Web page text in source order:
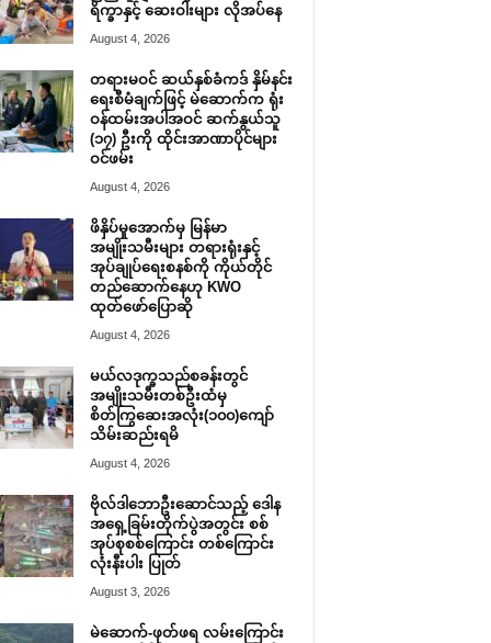
ရိက္ခာနှင့် ဆေးဝါးများ လိုအပ်နေ
August 4, 2026
တရားမဝင် ဆယ်နှစ်ခံကဒ် နှိမ်နင်း
ရေးစီမံချက်ဖြင့် မဲဆောက်က ရုံး
ဝန်ထမ်းအပါအဝင် ဆက်နွယ်သူ
(၁၇) ဦးကို ထိုင်းအာဏာပိုင်များ
ဝင်ဖမ်း
August 4, 2026
ဖိနှိပ်မှုအောက်မှ မြန်မာ
အမျိုးသမီးများ တရားရုံးနှင့်
အုပ်ချုပ်ရေးစနစ်ကို ကိုယ်တိုင်
တည်ဆောက်နေဟု KWO
ထုတ်ဖော်ပြောဆို
August 4, 2026
မယ်လဒုက္ခသည်စခန်းတွင်
အမျိုးသမီးတစ်ဦးထံမှ
စိတ်ကြွဆေးအလုံး(၁၀၀)ကျော်
သိမ်းဆည်းရမိ
August 4, 2026
ဗိုလ်ဒါဘောဦးဆောင်သည့် ဒေါန
အရှေ့ခြမ်းတိုက်ပွဲအတွင်း စစ်
အုပ်စုစစ်ကြောင်း တစ်ကြောင်း
လုံးနီးပါး ပြုတ်
August 3, 2026
မဲဆောက်-ဖုတ်ဖရ လမ်းကြောင်း